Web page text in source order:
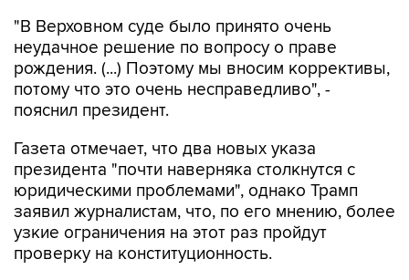
"В Верховном суде было принято очень
неудачное решение по вопросу о праве
рождения. (...) Поэтому мы вносим коррективы,
потому что это очень несправедливо", -
пояснил президент.
Газета отмечает, что два новых указа
президента "почти наверняка столкнутся с
юридическими проблемами", однако Трамп
заявил журналистам, что, по его мнению, более
узкие ограничения на этот раз пройдут
проверку на конституционность.